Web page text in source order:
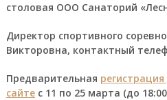
столовая ООО Санаторий
Директор спортивного
Викторовна, контактный
Предварительная
сайтес 11 по 25 марта (до